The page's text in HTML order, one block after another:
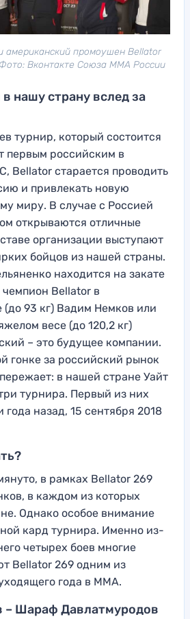
промоушен Bellator
Вконтакте Союза ММА России
нашу страну вслед за
турнир, который состоится
первым российским в
Bellator старается проводить
и привлекать новую
миру. В случае с Россией
открываются отличные
организации выступают
бойцов из нашей страны.
находится на закате
Bellator в
(до 93 кг) Вадим Немков или
весе (до 120,2 кг)
– это будущее компании.
гонке за российский рынок
в нашей стране Уайт
турнира. Первый из них
года назад, 15 сентября 2018
в рамках Bellator 269
в каждом из которых
Однако особое внимание
кард турнира. Именно из-
четырех боев многие
Bellator 269 одним из
года в ММА.
– Шараф Давлатмуродов